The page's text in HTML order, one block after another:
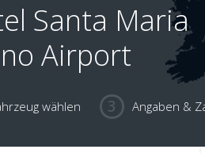
Santa Maria
Airport
wählen Angaben &